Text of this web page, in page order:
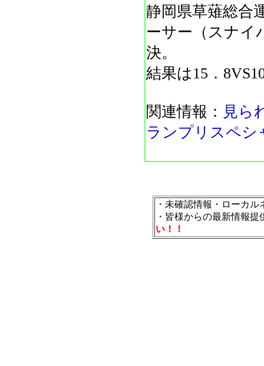
静岡県草薙総合
ーサー（スナイ
決。
結果は15．
関連情報： 見ら
ランプリスペシ
・未確認情報・ローカル
・皆様からの最新情報
い！！